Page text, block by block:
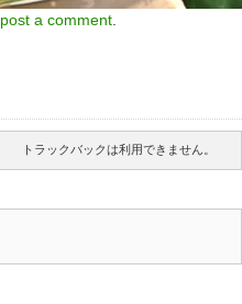
post a comment.
トラックバックは利用できません。